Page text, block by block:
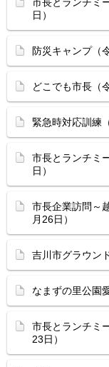
日）
防災キャンプ（
どこでも市長（
緊急時対応訓練
市長とランチミ
日）
市長企業訪問～
月26日）
吉川市グラウン
なまずの里公園
市長とランチミ
23日）